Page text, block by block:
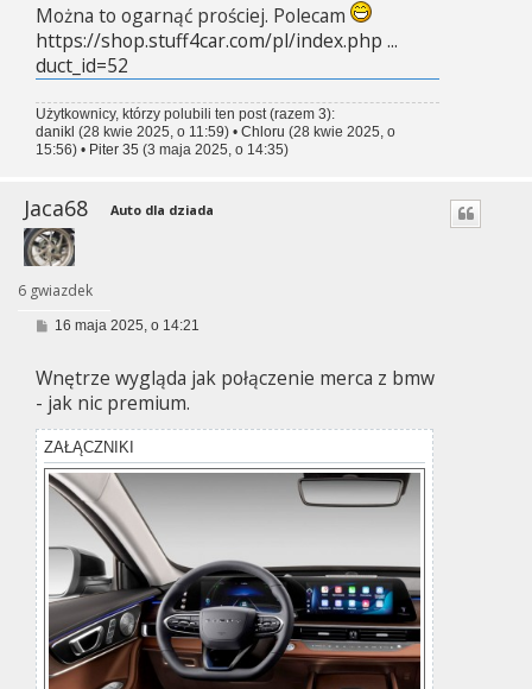
Można to ogarnąć prościej. Polecam
https://shop.stuff4car.com/pl/index.php ...
duct_id=52
Użytkownicy, którzy polubili ten post (razem 3):
danikl (28 kwie 2025, o 11:59) • Chloru (28 kwie 2025, o
15:56) • Piter 35 (3 maja 2025, o 14:35)
Jaca68
6 gwiazdek
Auto dla dziada
P
t
16 maja 2025, o 14:21
Wnętrze wygląda jak połączenie merca z bmw
- jak nic premium.
ZAŁĄCZNIKI